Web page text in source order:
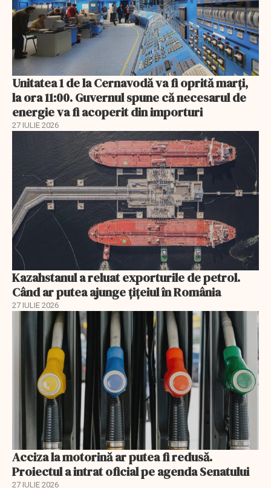
Unitatea 1 de la Cernavodă va fi oprită marți,
la ora 11:00. Guvernul spune că necesarul de
energie va fi acoperit din importuri
27 IULIE 2026
Kazahstanul a reluat exporturile de petrol.
Când ar putea ajunge țițeiul în România
27 IULIE 2026
Acciza la motorină ar putea fi redusă.
Proiectul a intrat oficial pe agenda Senatului
27 IULIE 2026